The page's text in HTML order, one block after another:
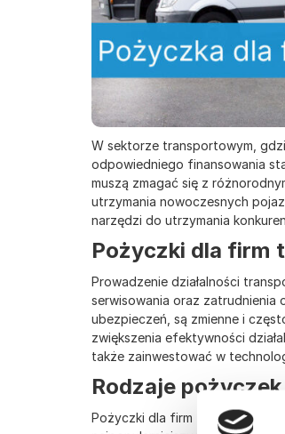
W sektorze transportowym,
odpowiedniego finansowania
muszą zmagać się z
utrzymania nowoczesnych
narzędzi do utrzymania
Pożyczki dla firm
Prowadzenie działalności
serwisowania oraz
ubezpieczeń, są zmienne i
zwiększenia efektywności
także zainwestować w
Rodzaje
Pożyczki dla firm